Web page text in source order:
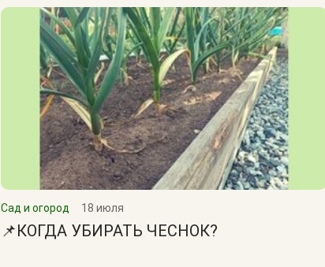
Сад и огород 18 июля
📌КОГДА УБИРАТЬ ЧЕСНОК?